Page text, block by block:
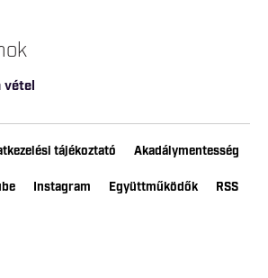
vétel
tájékoztató Akadálymentesség
Instagram Együttműködők RSS